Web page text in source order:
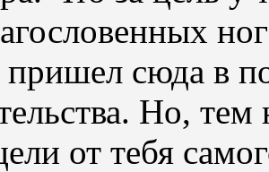
сюда в
Но,
от тебя